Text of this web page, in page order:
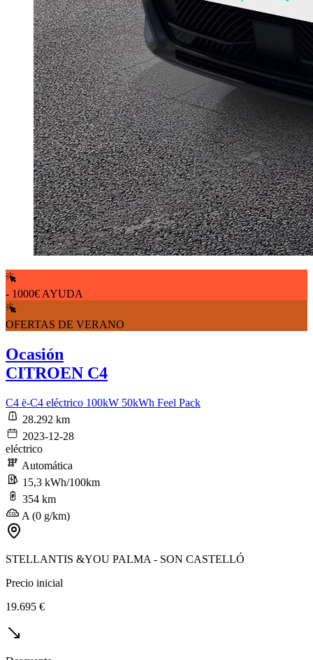
- 1000€ AYUDA
OFERTAS DE VERANO
Ocasión
CITROEN C4
C4 ë-C4 eléctrico 100kW 50kWh Feel Pack
28.292 km
2023-12-28
eléctrico
Automática
15,3 kWh/100km
354 km
A (0 g/km)
STELLANTIS &YOU PALMA - SON CASTELLÓ
Precio inicial
19.695 €